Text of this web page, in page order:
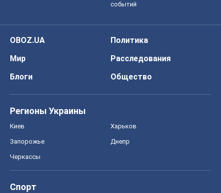
событий
OBOZ.UA
Политика
Мир
Расследования
Блоги
Общество
Регионы Украины
Киев Харьков
Запорожье Днепр
Черкассы
Спорт